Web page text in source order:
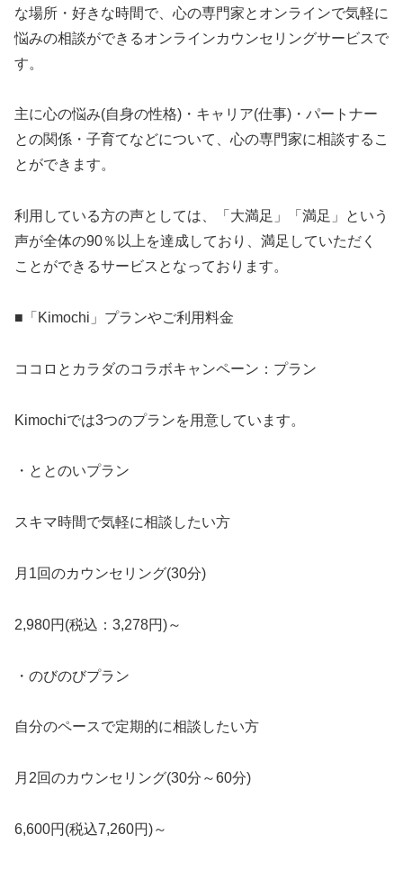
な場所・好きな時間で、心の専門家とオンラインで気軽に
悩みの相談ができるオンラインカウンセリングサービスで
す。
主に心の悩み(自身の性格)・キャリア(仕事)・パートナー
との関係・子育てなどについて、心の専門家に相談するこ
とができます。
利用している方の声としては、「大満足」「満足」という
声が全体の90％以上を達成しており、満足していただく
ことができるサービスとなっております。
■「Kimochi」プランやご利用料金
ココロとカラダのコラボキャンペーン：プラン
Kimochiでは3つのプランを用意しています。
・ととのいプラン
スキマ時間で気軽に相談したい方
月1回のカウンセリング(30分)
2,980円(税込：3,278円)～
・のびのびプラン
自分のペースで定期的に相談したい方
月2回のカウンセリング(30分～60分)
6,600円(税込7,260円)～